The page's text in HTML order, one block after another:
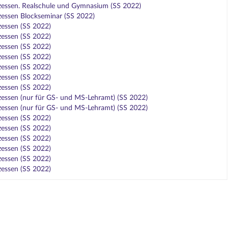
Realschule und Gymnasium (SS 2022)
Blockseminar (SS 2022)
(SS 2022)
(SS 2022)
(SS 2022)
(SS 2022)
(SS 2022)
(SS 2022)
(SS 2022)
(nur für GS- und MS-Lehramt) (SS 2022)
(nur für GS- und MS-Lehramt) (SS 2022)
(SS 2022)
(SS 2022)
(SS 2022)
(SS 2022)
(SS 2022)
(SS 2022)